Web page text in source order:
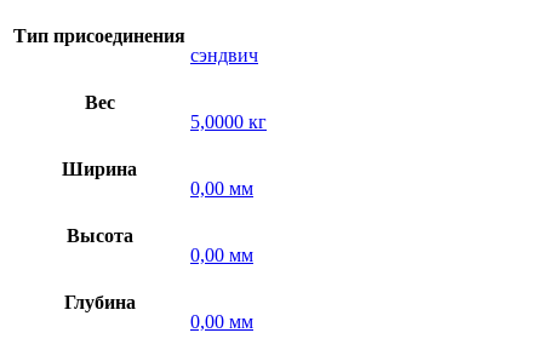
Тип присоединения
сэндвич
Вес
5,0000 кг
Ширина
0,00 мм
Высота
0,00 мм
Глубина
0,00 мм